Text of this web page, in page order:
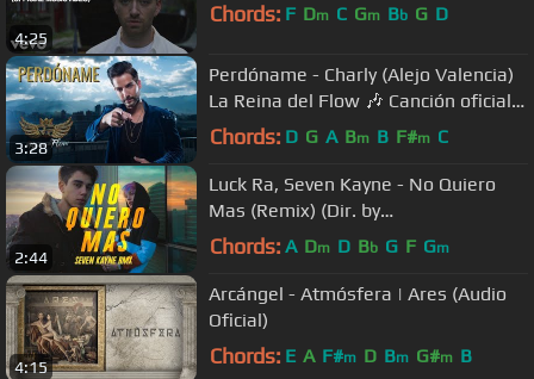
4:25
Chords: F Dm C Gm Bb G D
3:28
Perdóname - Charly (Alejo Valencia)
La Reina del Flow 🎶 Canción oficial -
Letra | Caracol TV
Chords: D G A Bm B F#m C
2:44
Luck Ra, Seven Kayne - No Quiero
Mas (Remix) (Dir. by
@Rafaarganaraz)
Chords: A Dm D Bb G F Gm
4:15
Arcángel - Atmósfera | Ares (Audio
Oficial)
Chords: E A F#m D Bm G#m B